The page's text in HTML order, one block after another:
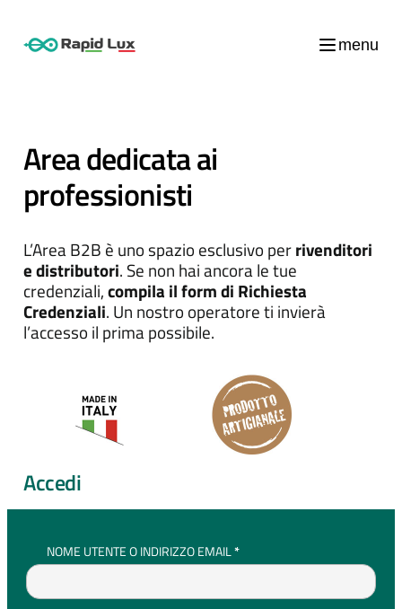
menu
Area dedicata ai
professionisti
L’Area B2B è uno spazio esclusivo perrivenditori
e distributori. Se non hai ancora le tue
credenziali,compila il form di Richiesta
Credenziali. Un nostro operatore ti invierà
l’accesso il prima possibile.
Accedi
NOME UTENTE O INDIRIZZO EMAIL*RICHIESTO